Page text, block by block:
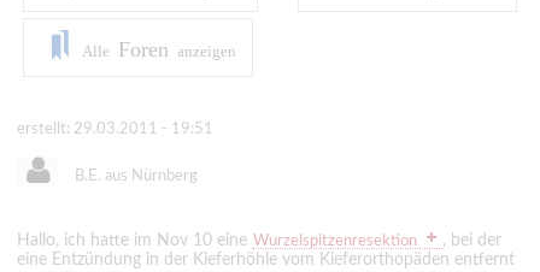
Alle Foren anzeigen
erstellt: 29.03.2011 - 19:51
B.E. aus Nürnberg
Hallo, ich hatte im Nov 10 eine Wurzelspitzenresektion
, bei der
eine Entzündung in der Kieferhöhle vom Kieferorthopäden entfernt